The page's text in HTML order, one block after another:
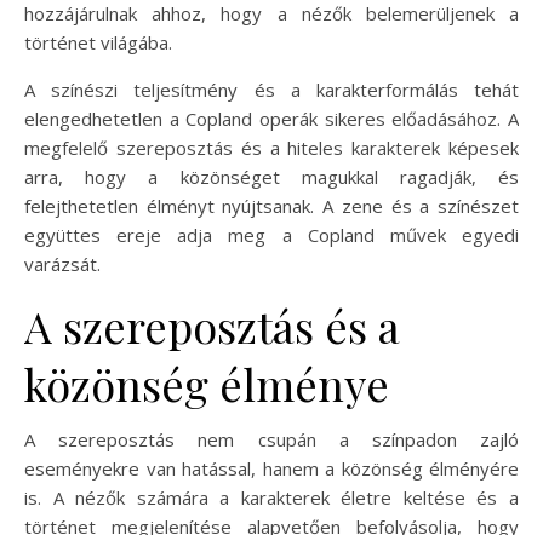
hozzájárulnak ahhoz, hogy a nézők belemerüljenek a
történet világába.
A színészi teljesítmény és a karakterformálás tehát
elengedhetetlen a Copland operák sikeres előadásához. A
megfelelő szereposztás és a hiteles karakterek képesek
arra, hogy a közönséget magukkal ragadják, és
felejthetetlen élményt nyújtsanak. A zene és a színészet
együttes ereje adja meg a Copland művek egyedi
varázsát.
A szereposztás és a
közönség élménye
A szereposztás nem csupán a színpadon zajló
eseményekre van hatással, hanem a közönség élményére
is. A nézők számára a karakterek életre keltése és a
történet megjelenítése alapvetően befolyásolja, hogy